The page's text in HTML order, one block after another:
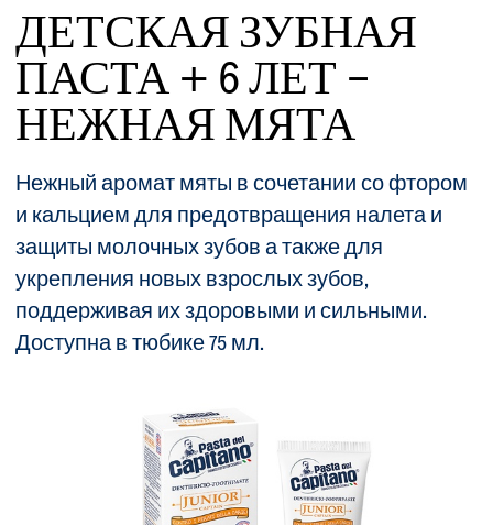
ДЕТСКАЯ ЗУБНАЯ
ПАСТА + 6 ЛЕТ -
НЕЖНАЯ МЯТА
Нежный аромат мяты в сочетании со фтором
и кальцием для предотвращения налета и
защиты молочных зубов а также для
укрепления новых взрослых зубов,
поддерживая их здоровыми и сильными.
Доступна в тюбике 75 мл.